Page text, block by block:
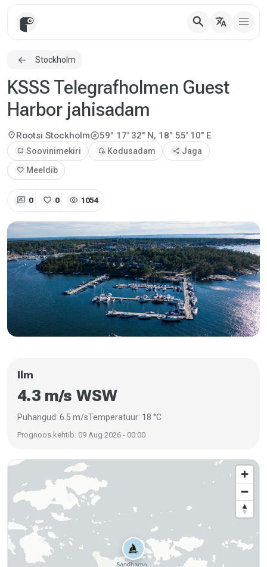
search translate
Stockholm
KSSS Telegrafholmen Guest
Harbor jahisadam
location_onRootsi Stockholmexplore59° 17' 32" N, 18° 55' 10" E
bookmark_add Soovinimekiri add_home Kodusadam share Jaga
favorite Meeldib
rate_review 0 favorite 0 visibility 1054
Ilm
4.3 m/s WSW
Puhangud: 6.5 m/sTemperatuur: 18 °C
Prognoos kehtib: 09 Aug 2026 - 00:00